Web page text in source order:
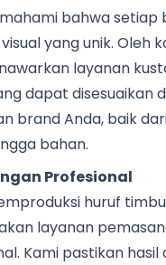
bahwa setiap
yang unik. Oleh
layanan
dapat disesuaikan
brand Anda, baik
bahan.
Profesional
huruf
layanan
Kami pastikan hasil